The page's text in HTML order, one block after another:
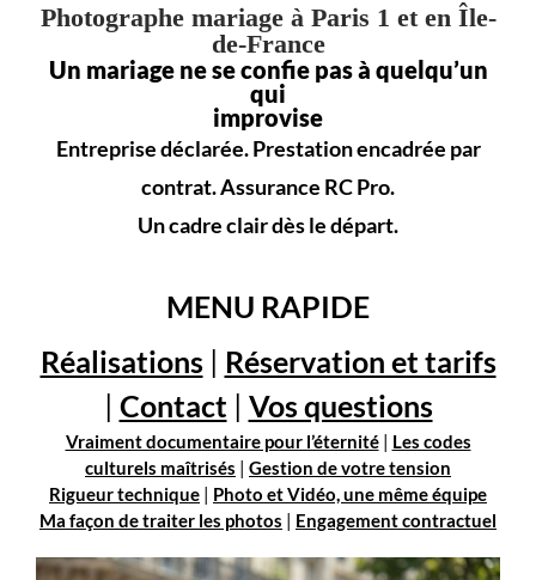
Photographe mariage à Paris 1 et en Île-
de-France
Un mariage ne se confie pas à quelqu’un
qui
improvise
Entreprise déclarée. Prestation encadrée par
contrat. Assurance RC Pro.
Un cadre clair dès le départ.
MENU RAPIDE
Réalisations | Réservation et tarifs
| Contact | Vos questions
Vraiment documentaire pour l’éternité| Les codes
culturels maîtrisés | Gestion de votre tension
Rigueur technique | Photo et Vidéo, une même équipe
Ma façon de traiter les photos | Engagement contractuel